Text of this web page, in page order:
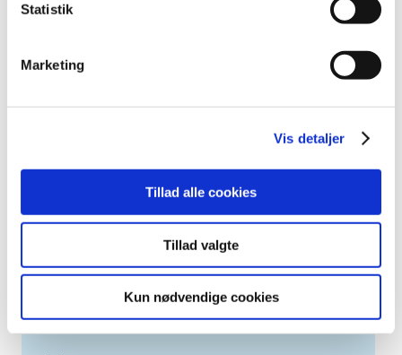
Statistik
Marketing
Vis detaljer
Tillad alle cookies
Tillad valgte
Kun nødvendige cookies
2014 (44)
2008 (8)
2006 (9)